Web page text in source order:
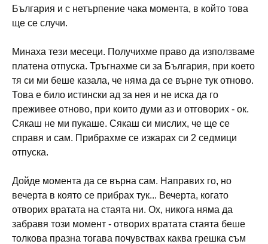
България и с нетърпение чака момента, в който това
ще се случи.
Минаха тези месеци. Получихме право да използваме
платена отпуска. Тръгнахме си за България, при което
тя си ми беше казала, че няма да се върне тук отново.
Това е било истински ад за нея и не иска да го
преживее отново, при които думи аз и отговорих - ок.
Сякаш не ми пукаше. Сякаш си мислих, че ще се
справя и сам. Прибрахме се изкарах си 2 седмици
отпуска.
Дойде момента да се върна сам. Направих го, но
вечерта в която се прибрах тук... Вечерта, когато
отворих вратата на стаята ни. Ох, никога няма да
забравя този момент - отворих вратата стаята беше
толкова празна тогава почувствах каква грешка съм